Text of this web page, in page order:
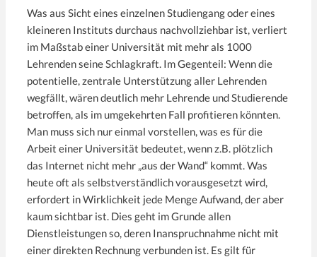
Was aus Sicht eines einzelnen Studiengang oder eines
kleineren Instituts durchaus nachvollziehbar ist, verliert
im Maßstab einer Universität mit mehr als 1000
Lehrenden seine Schlagkraft. Im Gegenteil: Wenn die
potentielle, zentrale Unterstützung aller Lehrenden
wegfällt, wären deutlich mehr Lehrende und Studierende
betroffen, als im umgekehrten Fall profitieren könnten.
Man muss sich nur einmal vorstellen, was es für die
Arbeit einer Universität bedeutet, wenn z.B. plötzlich
das Internet nicht mehr „aus der Wand“ kommt. Was
heute oft als selbstverständlich vorausgesetzt wird,
erfordert in Wirklichkeit jede Menge Aufwand, der aber
kaum sichtbar ist. Dies geht im Grunde allen
Dienstleistungen so, deren Inanspruchnahme nicht mit
einer direkten Rechnung verbunden ist. Es gilt für